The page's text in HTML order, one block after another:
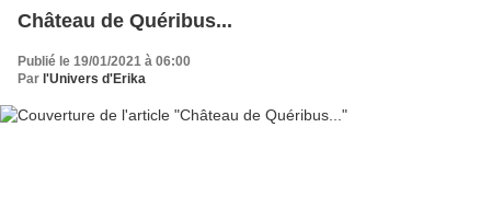
Château de Quéribus...
Publié le 19/01/2021 à 06:00
Par l'Univers d'Erika